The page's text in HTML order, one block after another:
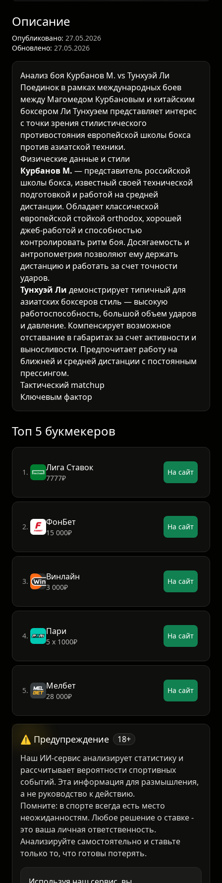
Описание
Опубликовано: 27.05.2026
Обновлено: 27.05.2026
Анализ боя Курбанов М. vs Тунхуэй Ли
Поединок в рамках международных боев
между Магомедом Курбановым и китайским
боксером Ли Тунхуэем представляет интерес
с точки зрения стилистического
противостояния европейской школы бокса
против азиатской техники.
Физические данные и стили
Курбанов М. — представитель российской
школы бокса, известный своей технической
подготовкой и работой на средней
дистанции. Обладает классической
европейской стойкой orthodox, хорошей
джеб-работой и способностью
контролировать ритм боя. Досягаемость и
антропометрия позволяют ему держать
дистанцию и работать за счет точности
ударов.
Тунхуэй Ли демонстрирует типичный для
азиатских боксеров стиль — высокую
работоспособность, большой объем ударов
и давление. Компенсирует возможное
отставание в габаритах за счет активности и
выносливости. Предпочитает работу на
ближней и средней дистанции с постоянным
прессингом.
Тактический matchup
Ключевым фактором станет способность
Курбанова контролировать дистанцию через
Топ 5 букмекеров
1.
7777₽
На сайт
2.
15 000₽
На сайт
3.
3 000₽
На сайт
4.
5 х 1000₽
На сайт
5. На сайт
⚠️ Предупреждение
18+
Наш ИИ-сервис анализирует статистику и
рассчитывает вероятности спортивных
событий. Эта информация для размышления,
а не руководство к действию.
Помните: в спорте всегда есть место
неожиданностям. Любое решение о ставке -
это ваша личная ответственность.
Анализируйте самостоятельно и ставьте
только то, что готовы потерять.